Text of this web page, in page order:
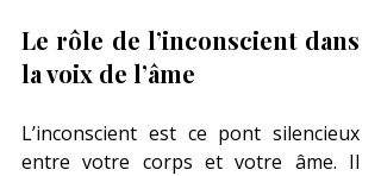
Le rôle de l’inconscient dans
la voix de l’âme
L’inconscient est ce pont silencieux
entre votre corps et votre âme. Il